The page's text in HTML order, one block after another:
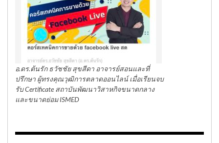
อ.ดร.ต้นรัก ธวัชชัย สุขสีดา อาจารย์สอนและที่
ปรึกษา ผู้ทรงคุณวุฒิการตลาดออนไลน์ เมื่อเรียนจบ
รับ Certificate สถาบันพัฒนาวิสาหกิจขนาดกลาง
และขนาดย่อม ISMED